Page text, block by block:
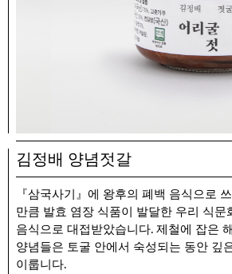
김정배 양념젓갈
『삼국사기』에 왕후의 폐백 음식으로
만큼 발효 염장 식품이 발달한 우리 식문
음식으로 대접받았습니다. 제철에 잡은
양념들은 토굴 안에서 숙성되는 동안 깊
이룹니다.